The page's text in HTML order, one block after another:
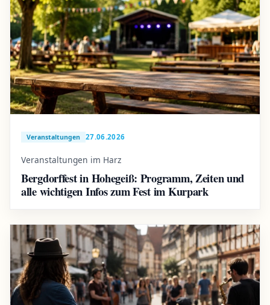
Veranstaltungen 27.06.2026
Veranstaltungen im Harz
Bergdorffest in Hohegeiß: Programm, Zeiten und
alle wichtigen Infos zum Fest im Kurpark